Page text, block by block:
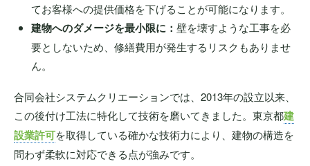
てお客様への提供価格を下げることが可能になります。
建物へのダメージを最小限に： 壁を壊すような工事を必
要としないため、修繕費用が発生するリスクもありませ
ん。
合同会社システムクリエーションでは、2013年の設立以来、
この後付け工法に特化して技術を磨いてきました。東京都建
設業許可を取得している確かな技術力により、建物の構造を
問わず柔軟に対応できる点が強みです。